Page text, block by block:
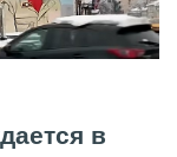
в